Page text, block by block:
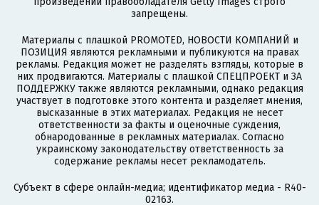
запрещены.
Материалы с плашкой PROMOTED, НОВОСТИ КОМПАНИЙ и
ПОЗИЦИЯ являются рекламными и публикуются на правах
рекламы. Редакция может не разделять взгляды, которые в
них продвигаются. Материалы с плашкой СПЕЦПРОЕКТ и ЗА
ПОДДЕРЖКУ также являются рекламными, однако редакция
участвует в подготовке этого контента и разделяет мнения,
высказанные в этих материалах. Редакция не несет
ответственности за факты и оценочные суждения,
обнародованные в рекламных материалах. Согласно
украинскому законодательству ответственность за
содержание рекламы несет рекламодатель.
Субъект в сфере онлайн-медиа; идентификатор медиа - R40-
02163.